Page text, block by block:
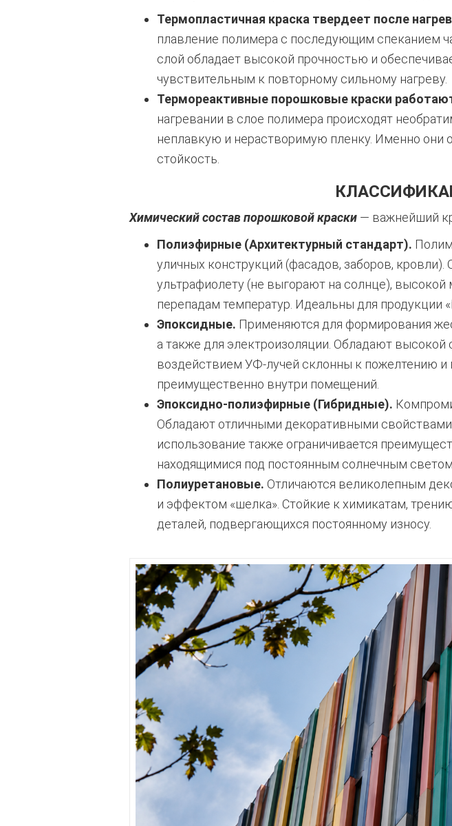
Термопластичная краска твердеет после
плавление полимера с последующим спеканием
слой обладает высокой прочностью и
чувствительным к повторному сильному нагреву.
Термореактивные порошковые краски
нагревании в слое полимера происходят
неплавкую и нерастворимую пленку. Именно
стойкость.
Химический состав порошковой краски— важнейший
Полиэфирные (Архитектурный стандарт).
уличных конструкций (фасадов, заборов,
ультрафиолету (не выгорают на солнце),
перепадам температур. Идеальны для продукции
Эпоксидные. Применяются для формирования
а также для электроизоляции. Обладают
воздействием УФ-лучей склонны к пожелтению и
преимущественно внутри помещений.
Эпоксидно-полиэфирные (Гибридные).
Обладают отличными декоративными
использование также ограничивается
находящимися под постоянным солнечным
Полиуретановые. Отличаются великолепным
и эффектом «шелка». Стойкие к химикатам,
деталей, подвергающихся постоянному износу.